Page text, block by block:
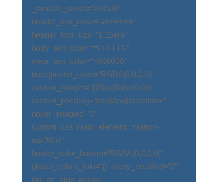
_module_preset=“default“
header_text_color=“#FFFFFF“
header_font_size=“1.15em“
body_text_color=“#FFFFFF“
meta_text_color=“#000000″
background_color=“RGBA(0,0,0,0)“
custom_margin=“||15px||false|false“
custom_padding=“0px||0px||false|false“
hover_enabled=“0″
custom_css_main_element=“margin-
top:30px“
border_color_bottom=“RGBA(0,0,0,0)“
global_colors_info=“{}“ sticky_enabled=“0″]
[/et_pb_blog_extras]